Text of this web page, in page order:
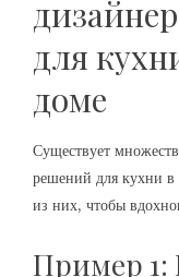
для
доме
Существует
решений для кухни в
из них, чтобы
Пример 1: